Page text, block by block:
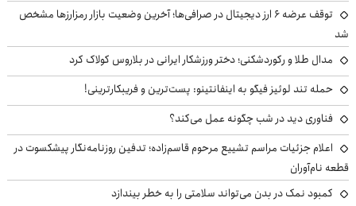
توقف عرضه ۶ ارز دیجیتال در صرافی‌ها؛ آخرین وضعیت بازار رمزارزها مشخص
شد
مدال طلا و رکوردشکنی؛ دختر ورزشکار ایرانی در بلاروس کولاک کرد
حمله تند لوئیز فیگو به اینفانتینو: پست‌ترین و فریبکارترینی!
فناوری دید در شب چگونه عمل می‌کند؟
اعلام جزئیات مراسم تشییع مرحوم قاسم‌زاده؛ تدفین روزنامه‌نگار پیشکسوت در
قطعه نام‌آوران
کمبود نمک در بدن می‌تواند سلامتی را به خطر بیندازد